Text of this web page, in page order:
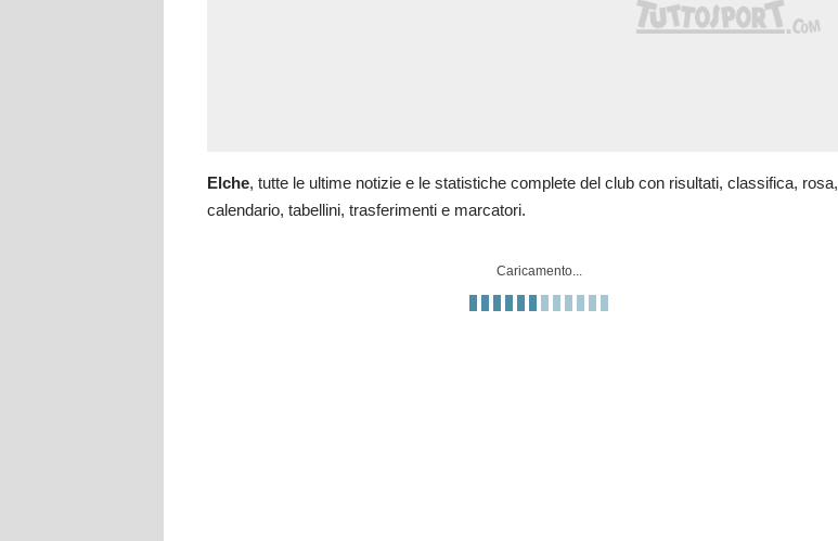
Elche, tutte le ultime notizie e le statistiche complete del club con risultati, classifica, rosa,
calendario, tabellini, trasferimenti e marcatori.
Caricamento...